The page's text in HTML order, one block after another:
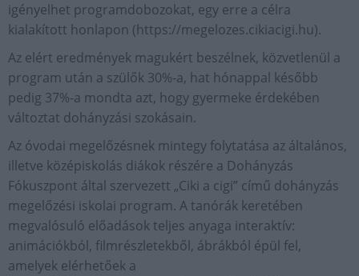
igényelhet programdobozokat, egy erre a célra
kialakított honlapon (https://megelozes.cikiacigi.hu).
Az elért eredmények magukért beszélnek, közvetlenül a
program után a szülők 30%-a, hat hónappal később
pedig 37%-a mondta azt, hogy gyermeke érdekében
változtat dohányzási szokásain.
Az óvodai megelőzésnek mintegy folytatása az általános,
illetve középiskolás diákok részére a Dohányzás
Fókuszpont által szervezett „Ciki a cigi” című dohányzás
megelőzési iskolai program. A tanórák keretében
megvalósuló előadások teljes anyaga interaktív:
animációkból, filmrészletekből, ábrákból épül fel,
amelyek elérhetőek a